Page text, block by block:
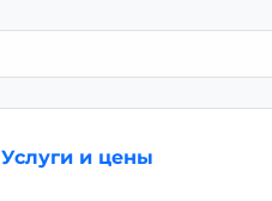
Услуги и цены